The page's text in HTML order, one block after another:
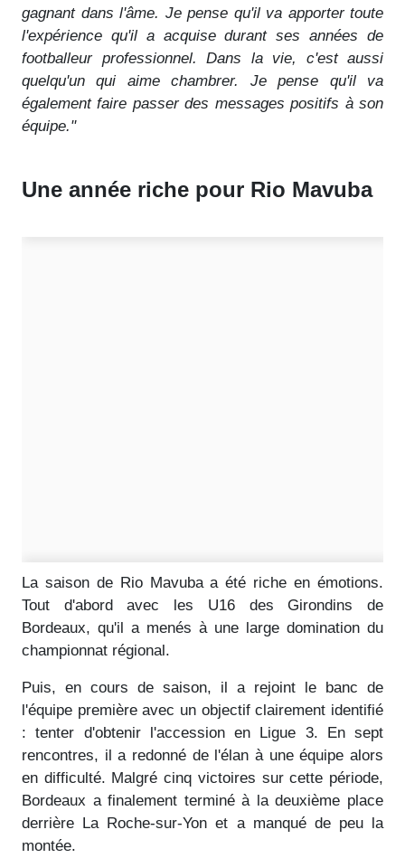
gagnant dans l'âme. Je pense qu'il va apporter toute
l'expérience qu'il a acquise durant ses années de
footballeur professionnel. Dans la vie, c'est aussi
quelqu'un qui aime chambrer. Je pense qu'il va
également faire passer des messages positifs à son
équipe."
Une année riche pour Rio Mavuba
La saison de Rio Mavuba a été riche en émotions.
Tout d'abord avec les U16 des Girondins de
Bordeaux, qu'il a menés à une large domination du
championnat régional.
Puis, en cours de saison, il a rejoint le banc de
l'équipe première avec un objectif clairement identifié
: tenter d'obtenir l'accession en Ligue 3. En sept
rencontres, il a redonné de l'élan à une équipe alors
en difficulté. Malgré cinq victoires sur cette période,
Bordeaux a finalement terminé à la deuxième place
derrière La Roche-sur-Yon et a manqué de peu la
montée.